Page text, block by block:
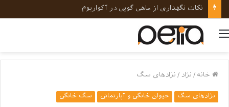
نکات نگهداری از ماهی گوپی در آکواریوم
منو
خانه / نژاد / نژادهای سگ
نژادهای سگ حیوان خانگی و آپارتمانی سگ خانگی